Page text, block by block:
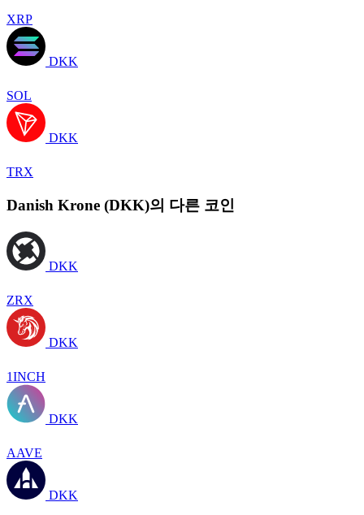
XRP
DKK
SOL
DKK
TRX
Danish Krone (DKK)의 다른 코인
DKK
ZRX
DKK
1INCH
DKK
AAVE
DKK